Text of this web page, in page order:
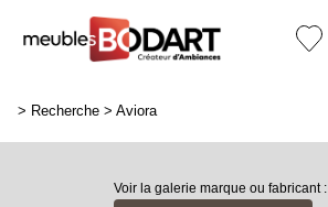
> Recherche > Aviora
Voir la galerie marque ou fabricant :